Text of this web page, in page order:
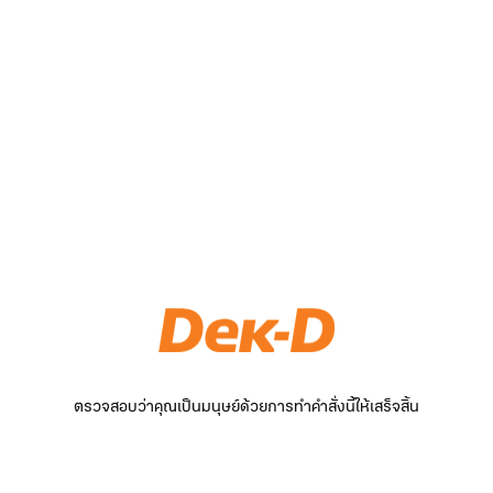
ตรวจสอบว่าคุณเป็นมนุษย์ด้วยการทำคำสั่งนี้ให้เสร็จสิ้น